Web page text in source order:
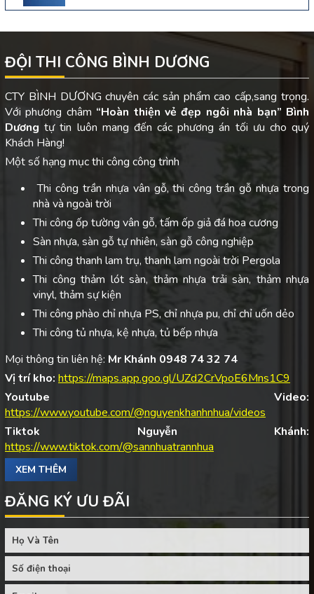
ĐỘI THI CÔNG BÌNH DƯƠNG
CTY BÌNH DƯƠNG chuyên các sản phẩm cao cấp,sang trọng.
Với phương châm “Hoàn thiện vẻ đẹp ngôi nhà bạn” Bình
Dươngtự tin luôn mang đến các phương án tối ưu cho quý
Khách Hàng!
Một số hạng mục thi công công trình
Thi công trần nhựa vân gỗ, thi công trần gỗ nhựa trong
nhà và ngoài trời
Thi công ốp tường vân gỗ, tấm ốp giả đá hoa cương
Sàn nhựa, sàn gỗ tự nhiên, sàn gỗ công nghiệp
Thi công thanh lam trụ, thanh lam ngoài trời Pergola
Thi công thảm lót sàn, thảm nhựa trải sàn, thảm nhựa
vinyl, thảm sự kiện
Thi công phào chỉ nhựa PS, chỉ nhựa pu, chỉ chỉ uốn dẻo
Thi công tủ nhựa, kệ nhựa, tủ bếp nhựa
Mọi thông tin liên hệ: Mr Khánh 0948 74 32 74
Vị trí kho: https://maps.app.goo.gl/UZd2CrVpoE6Mns1C9
Youtube Video:
https://www.youtube.com/@nguyenkhanhnhua/videos
Tiktok Nguyễn Khánh:
https://www.tiktok.com/@sannhuatrannhua
XEM THÊM
ĐĂNG KÝ ƯU ĐÃI